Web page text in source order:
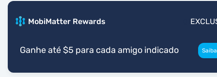
MobiMatter Rewards
Ganhe até $5 para cada amigo indicado